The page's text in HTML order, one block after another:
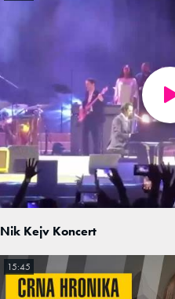
Nik Kejv Koncert
15:45